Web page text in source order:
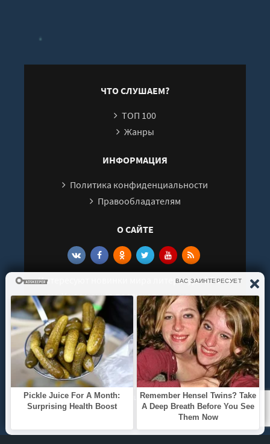
ЧТО СЛУШАЕМ?
ТОП 100
Жанры
ИНФОРМАЦИЯ
Политика конфиденциальности
Правообладателям
О САЙТЕ
Интересуют новинки мира литературы? Вам к
нам. У нас можно послушать как новые так и
старые аудиокниги. Выбрать и поделиться с
друзьями лучшими аудиокнигами!
© 2021 - 2026 kniga-audio.net. Все права
защищены.